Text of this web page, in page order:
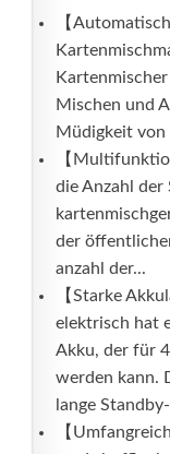
【
Mischen und
Müdigkeit von
【
die Anzahl der
der
anzahl der...
【Starke
elektrisch hat
Akku, der für
werden kann.
lange
【